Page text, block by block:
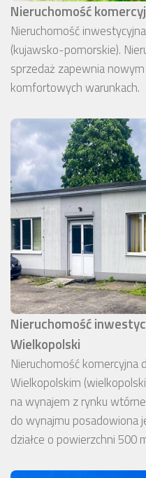
Nieruchomość
Nieruchomość
(kujawsko-pomorskie).
sprzedaż zapewnia
komfortowych warunkach.
Nieruchomość
Wielkopolski
Nieruchomość
Wielkopolskim
na wynajem z rynku
do wynajmu posadowiona
działce o powierzchni 500